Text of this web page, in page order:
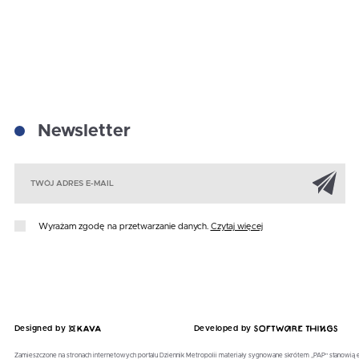
Newsletter
Wyrażam zgodę na przetwarzanie danych. Czytaj więcej
Designed by Developed by
Zamieszczone na stronach internetowych portalu Dziennik Metropolii materiały sygnowane skrótem „PAP”